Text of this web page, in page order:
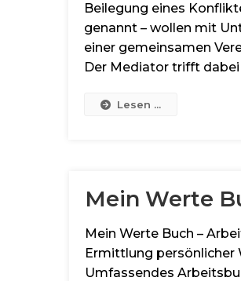
Beilegung eines
genannt – wollen mit
einer gemeinsamen
Der Mediator trifft
Lesen ...
Mein Werte
Mein Werte Buch –
Ermittlung persönlicher
Umfassendes